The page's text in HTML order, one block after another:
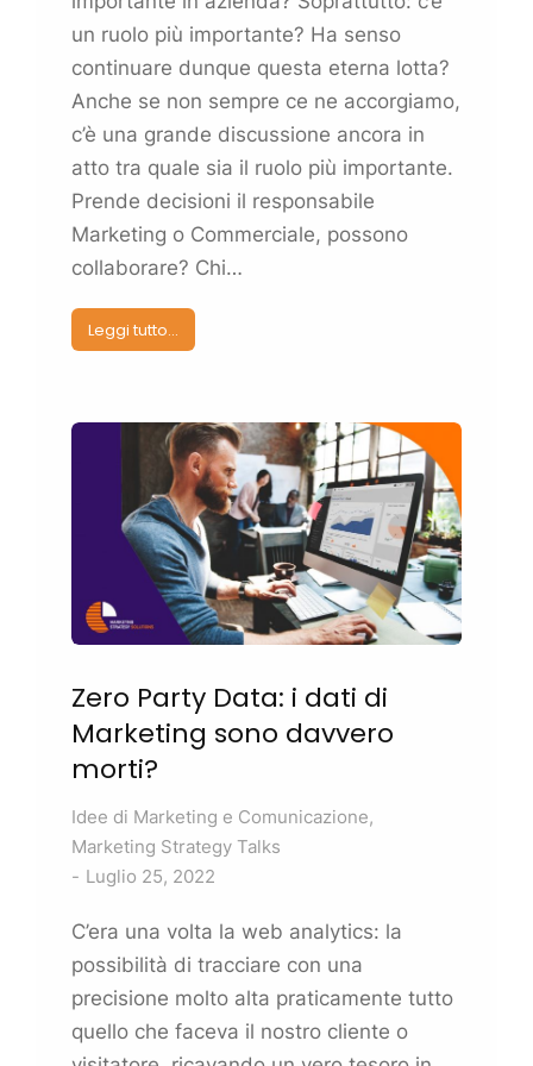
un ruolo più importante? Ha senso
continuare dunque questa eterna lotta?
Anche se non sempre ce ne accorgiamo,
c’è una grande discussione ancora in
atto tra quale sia il ruolo più importante.
Prende decisioni il responsabile
Marketing o Commerciale, possono
collaborare? Chi…
Leggi tutto...
Zero Party Data: i dati di
Marketing sono davvero
morti?
Idee di Marketing e Comunicazione,
Marketing Strategy Talks
Luglio 25, 2022
C’era una volta la web analytics: la
possibilità di tracciare con una
precisione molto alta praticamente tutto
quello che faceva il nostro cliente o